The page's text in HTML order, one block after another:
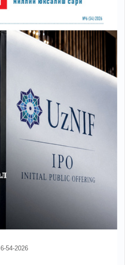
6-54-2026